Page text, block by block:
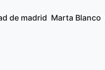
de madrid Marta Blanco